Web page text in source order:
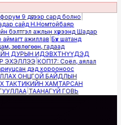
9 дүгээр сард болно|
сайд Н.Номтойбаяр
бэлтгэл ажлын хүрээнд Шадар
ажиллав|Бүх шатанд
зөвлөгөөн, гадаад
ДУРЫН ИДЭВХТНҮҮДЭД
|КОП17: Соёл, аялал
дэд хорооноос
ОНЦГОЙ БАЙДЛЫН
ХАМТАРСАН
|ТААНАГҮЙ ГОВЬ